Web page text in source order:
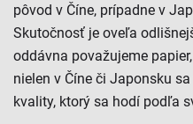
pôvod v Číne, prípadne v
Skutočnosť je oveľa
oddávna považujeme
nielen v Číne či Japonsku
kvality, ktorý sa hodí podľa